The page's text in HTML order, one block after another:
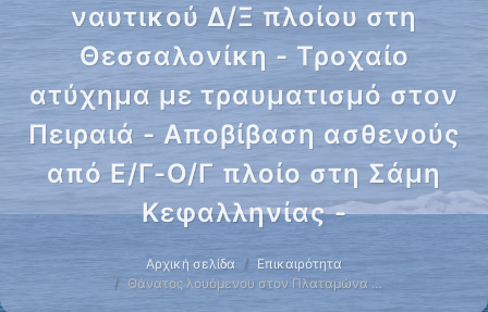
ναυτικού Δ/Ξ πλοίου στη
Θεσσαλονίκη - Τροχαίο
ατύχημα με τραυματισμό στον
Πειραιά - Αποβίβαση ασθενούς
από Ε/Γ-Ο/Γ πλοίο στη Σάμη
Κεφαλληνίας -
Αρχική σελίδα
Επικαιρότητα
Θάνατος λουόμενου στον Πλαταμώνα …